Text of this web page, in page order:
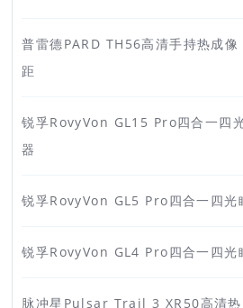
普雷德PARD TH56高清手持热成
距
锐孚RovyVon GL15 Pro四合一四
器
锐孚RovyVon GL5 Pro四合一四光
锐孚RovyVon GL4 Pro四合一四光
脉冲星Pulsar Trail 3 XR50高清热